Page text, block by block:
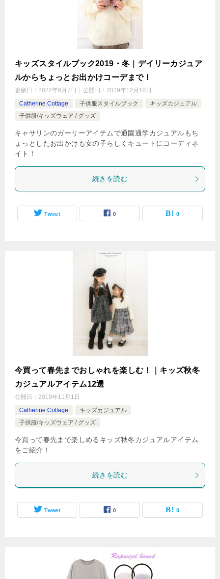
キッズスタイルブック2019・冬｜デイリーカジュア
ルからちょっとお出かけコーデまで！
更新日： 2022年6月7日 公開日： 2019年12月10日
Catherine Cottage
子供服スタイルブック
キッズカジュアル
子供服/キッズウェア / グッズ
キャサリンのガーリーアイテムで通園通学カジュアルもち
ょっとしたお出かけも女の子らしくキュートにコーディネ
イト！
続きを読む
Tweet 0 0
今買って春先までおしゃれを楽しむ！｜キッズ秋冬
カジュアルアイテム12選
公開日： 2019年11月1日
Catherine Cottage
キッズカジュアル
子供服/キッズウェア / グッズ
今買って春先まで楽しめるキッズ秋冬カジュアルアイテム
をご紹介！
続きを読む
Tweet 0 0